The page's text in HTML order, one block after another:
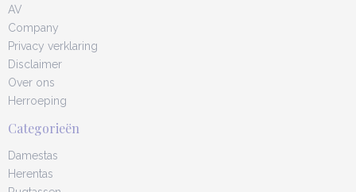
AV
Company
Privacy verklaring
Disclaimer
Over ons
Herroeping
Categorieën
Damestas
Herentas